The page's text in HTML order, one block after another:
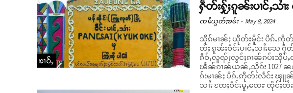
ၶၢဝ်ႇ
ႁဵတ်းႁႂ်ႈၵူၼ်းပၢင်ႇသၢႆ
ၸၢႆးယွတ်ႈၶမ်း - May 8, 2024
သိုၵ်မၢၼ်ႈ ယိုတ်းမိူင်း ပိၵ်ႉ
တ်ႈ ၵူၼ်းဝဵင်းပၢင်ႇသၢႆးသေ ႁဵ
ၵဵဝ်ႇလူၺ်ႈလွင်ႈၵၢၼ်ၵပ်းသိုပ်ႇတိတ်း
ၽႅၼ်ၵၢၼ်ယၼ်ႇသိုၵ်း 1027 ၼ
ၵ်းမၢၼ်ႈ ပိၵ်ႉဢိုတ်းလႅင်း ၾူၼ်း
သၢႆး ၸႄႈဝဵင်းမူႇၸေႊ ၸိုင်ႈတႆး